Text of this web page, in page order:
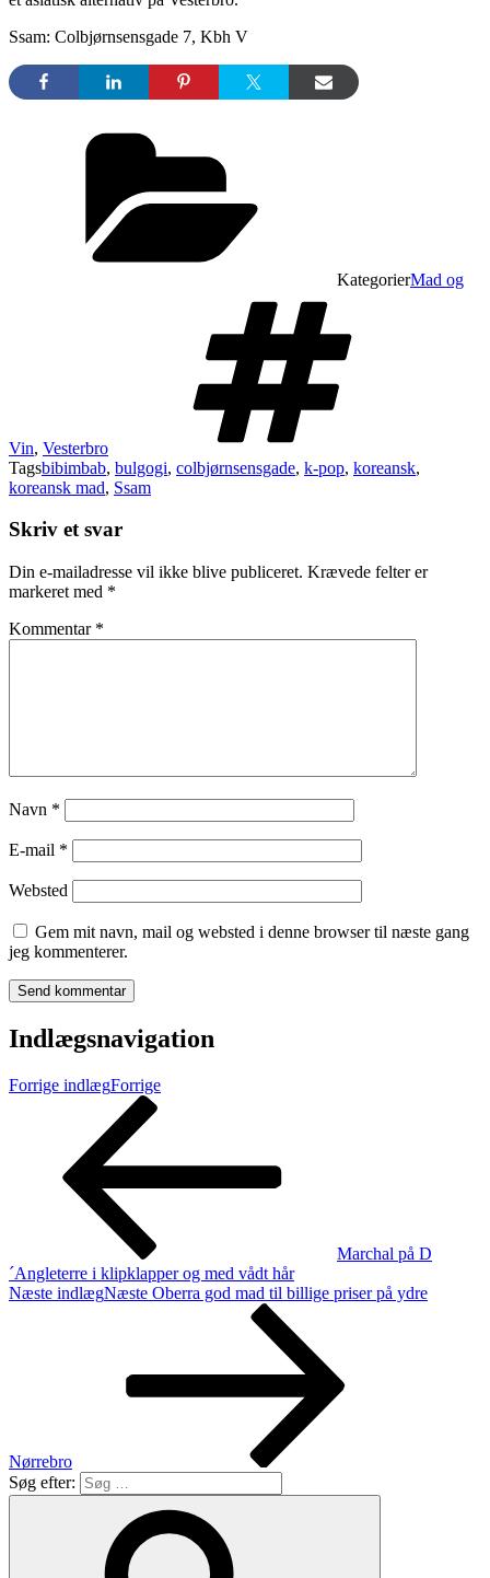
Ssam: Colbjørnsensgade 7, Kbh V
KategorierMad og
Vin, Vesterbro
Tagsbibimbab, bulgogi, colbjørnsensgade, k-pop, koreansk,
koreansk mad, Ssam
Skriv et svar
Din e-mailadresse vil ikke blive publiceret. Krævede felter er
markeret med *
Kommentar *
Navn *
E-mail *
Websted
Gem mit navn, mail og websted i denne browser til næste gang
jeg kommenterer.
Indlægsnavigation
Forrige indlægForrige
Marchal på D
´Angleterre i klipklapper og med vådt hår
Næste indlægNæste Oberra god mad til billige priser på ydre
Nørrebro
Søg efter: